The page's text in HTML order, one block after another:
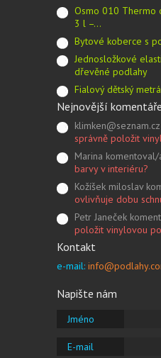
Osmo 010 Thermo
3 l –…
Bytové koberce s
Jednosložkové
dřevěné podlahy
Fialový dětský
Nejnovější komentáře
správně položit
Marina komentoval/
barvy v interiéru?
Kožíšek miloslav
ovlivňuje dobu
Petr Janeček
položit vinylovou
Kontakt
e-mail:
Napište nám
Jméno
E-mail